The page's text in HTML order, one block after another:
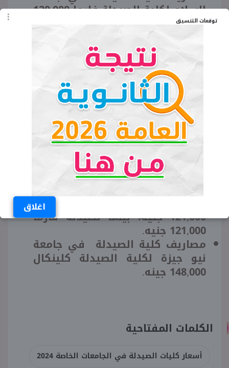
توقعات التنسيق
اغلاق
السلام لكلية الصيدلة فارما 120,000
جنيه.
مصاريف كلية الصيدلة في جامعة
الصالحية الجديدة لكلية الصيدلة
كلينكال 85,000 جنيه، بينما لصيدلة
فارما 80,000 جنيه.
مصاريف كلية الصيدلة في الجامعة
المصرية الصينية لكلية الصيدلة
فارما 98,000 جنيه.
مصاريف كلية الصيدلة في جامعة
المستقبل لكلية الصيدلة كلينكال
130,000 جنيه، بينما لصيدلة فارما
120,000 جنيه.
مصاريف كلية الصيدلة في جامعة
مصر الدولية لكلية الصيدلة كلينكال
121,000 جنيه، بينما لصيدلة فارما
121,000 جنيه.
مصاريف كلية الصيدلة في جامعة
نيو جيزة لكلية الصيدلة كلينكال
148,000 جينه.
الكلمات المفتاحية
أسعار كليات الصيدلة في الجامعات الخاصة 2024